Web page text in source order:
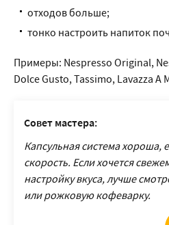
отходов больше;
тонко настроить напиток
Примеры: Nespresso Original,
Dolce Gusto, Tassimo, Lavazza A
Совет мастера:
Капсульная система хороша,
скорость. Если хочется
настройку вкуса, лучше
или рожковую кофеварку.